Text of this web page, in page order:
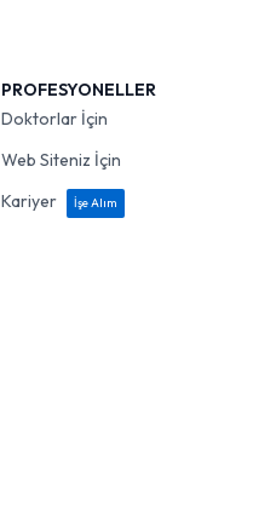
PROFESYONELLER
Doktorlar İçin
Web Siteniz İçin
Kariyer
İşe Alım